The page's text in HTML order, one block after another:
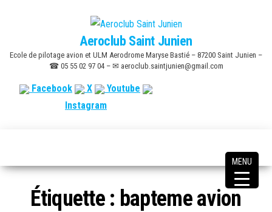
content
Aeroclub Saint Junien
Ecole de pilotage avion et ULM Aerodrome Maryse Bastié – 87200 Saint Junien –
☎ 05 55 02 97 04 – ✉ aeroclub.saintjunien@gmail.com
Facebook X
Youtube
Instagram
Étiquette : bapteme avion
MENU